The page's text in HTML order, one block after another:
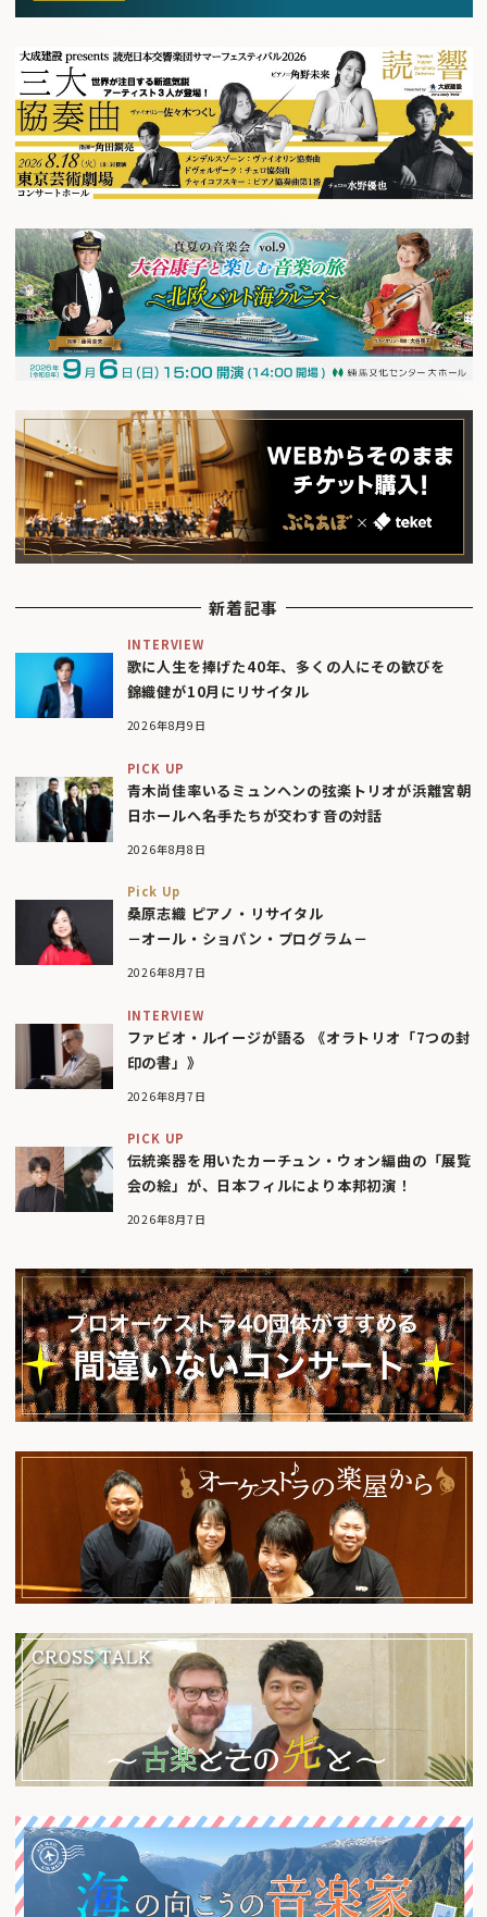
新着記事
INTERVIEW
歌に人生を捧げた40年、多くの人にその歓びを
錦織健が10月にリサイタル
2026年8月9日
PICK UP
青木尚佳率いるミュンヘンの弦楽トリオが浜離宮朝
日ホールへ――名手たちが交わす音の対話
2026年8月8日
Pick Up
桑原志織 ピアノ・リサイタル
－オール・ショパン・プログラム－
2026年8月7日
INTERVIEW
ファビオ・ルイージが語る 《オラトリオ「7つの封
印の書」》
2026年8月7日
PICK UP
伝統楽器を用いたカーチュン・ウォン編曲の「展覧
会の絵」が、日本フィルにより本邦初演！
2026年8月7日